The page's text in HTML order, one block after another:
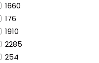
1660
176
1910
2285
254